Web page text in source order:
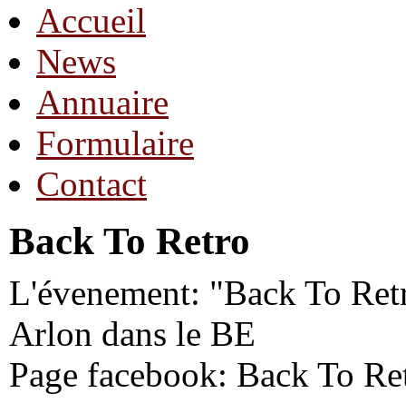
Accueil
News
Annuaire
Formulaire
Contact
Back To Retro
L'évenement: "Back To
Arlon dans le BE
Page facebook: Back To